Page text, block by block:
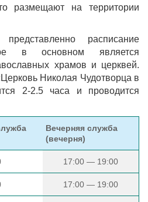
размещают на территории
расписание
в основном является
храмов и церквей.
Николая Чудотворца в
2-2.5 часа и проводится
Вечерняя служба
(вечерня)
17:00 — 19:00
17:00 — 19:00